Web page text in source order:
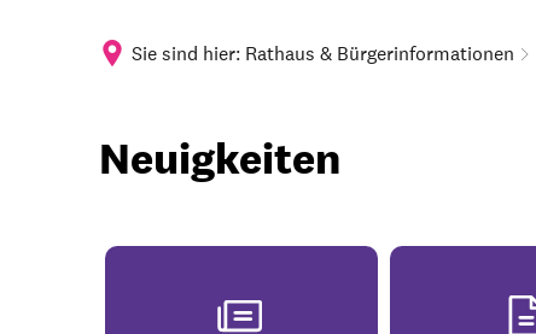
Sie sind hier: Rathaus & Bürgerinformationen
Neuigkeiten
Neuigkeiten